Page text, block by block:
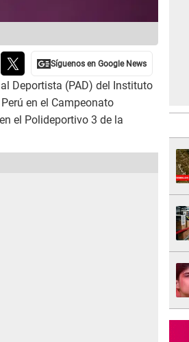
Deportista (PAD) del Instituto
en el Campeonato
el Polideportivo 3 de la